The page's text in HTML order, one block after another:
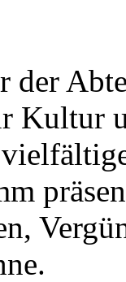
der